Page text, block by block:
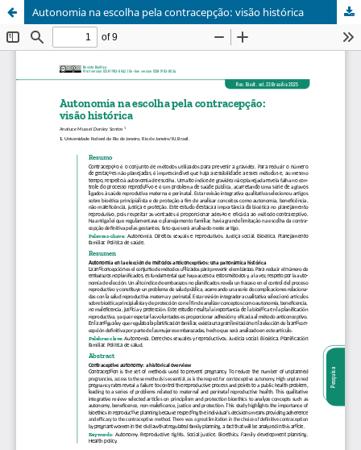
Autonomia na escolha pela contracepção: visão histórica